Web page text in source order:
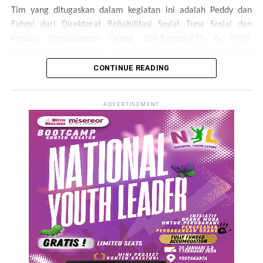
Tim yang ditugaskan dalam kegiatan ini adalah Peddy dan
Fahmi dari Direktorat Rehabilitasi Sosial Tuna Sosial dan
serta memperkuat jejaring kerja sama dengan lembaga
pendamping di tingkat lapangan.
CONTINUE READING
ADVERTISEMENT